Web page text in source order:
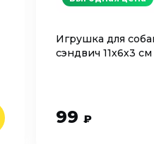
Игрушка для
сэндвич 11х6х3
99 ₽